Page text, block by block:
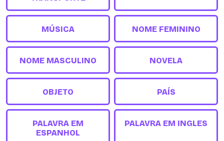
MÚSICA NOME FEMININO
NOME MASCULINO NOVELA
OBJETO PAÍS
PALAVRA EM
ESPANHOL
PALAVRA EM INGLES